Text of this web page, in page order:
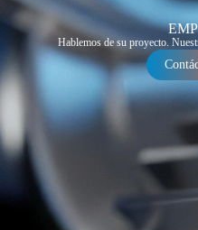
Hablemos de su proyecto.